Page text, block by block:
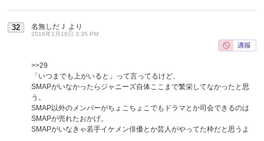
32 名無しだＪ より
2016年1月18日 3:35 PM
>>29
「いつまでも上がいると」って言ってるけど、
SMAPがいなかったらジャニーズ自体ここまで繁栄してなかったと思
う。
SMAP以外のメンバーがちょこちょこでもドラマとか司会できるのは
SMAPが売れたおかげ。
SMAPがいなきゃ若手イケメン俳優とか芸人がやってた枠だと思うよ